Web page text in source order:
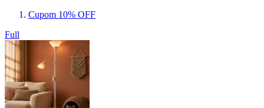
Cupom 10% OFF
Full